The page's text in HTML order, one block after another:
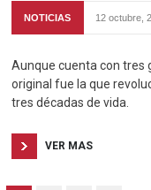
NOTICIAS 12 octubre,
Aunque cuenta con tres
original fue la que
tres décadas de vida.
VER MAS